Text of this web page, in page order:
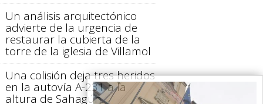
Un análisis arquitectónico
advierte de la urgencia de
restaurar la cubierta de la
torre de la iglesia de Villamol
Una colisión deja tres heridos
en la autovía A-231 a la
altura de Sahagún